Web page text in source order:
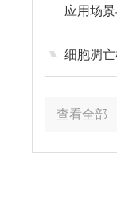
应用场
细胞凋
查看全部